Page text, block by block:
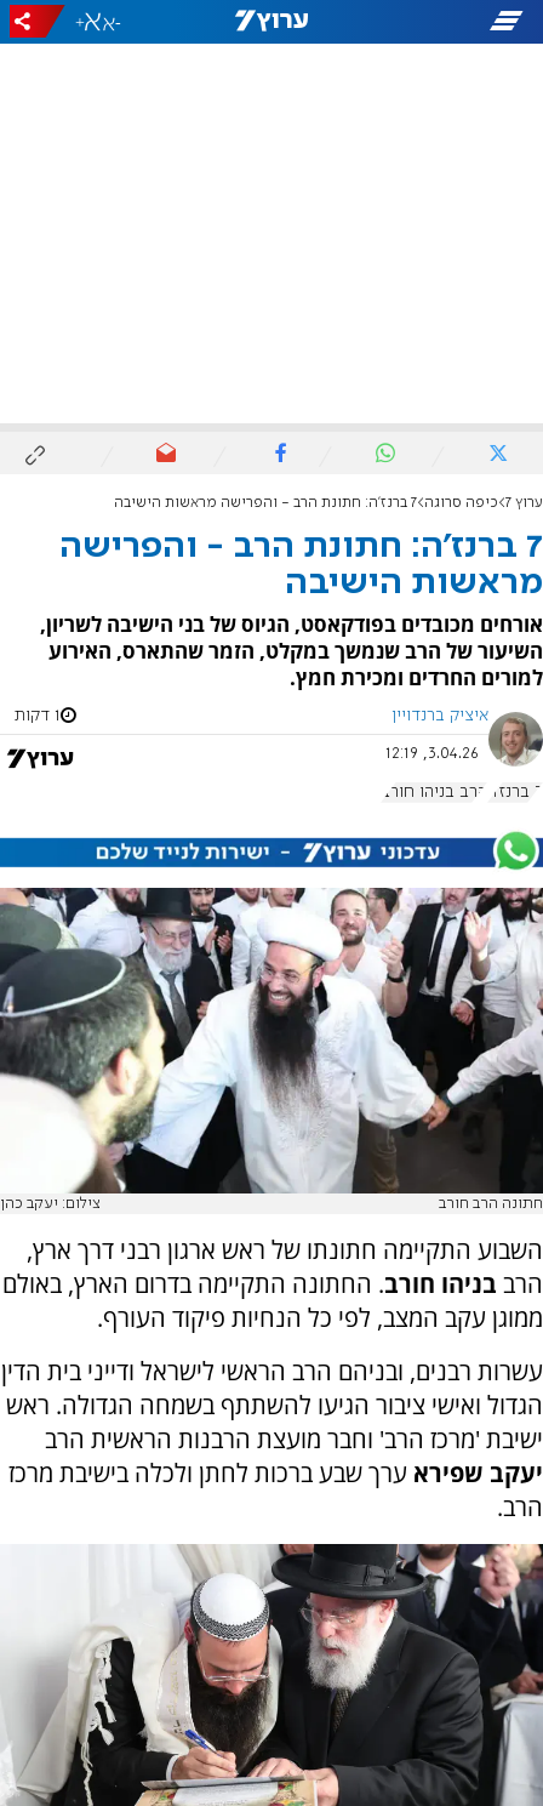
-
+
ערוץ 7 כיפה סרוגה 7 ברנז'ה: חתונת הרב - והפרישה מראשות הישיבה
7 ברנז'ה: חתונת הרב - והפרישה
מראשות הישיבה
אורחים מכובדים בפודקאסט, הגיוס של בני הישיבה לשריון,
השיעור של הרב שנמשך במקלט, הזמר שהתארס, האירוע
למורים החרדים ומכירת חמץ.
איציק ברנדויין 1 דקות
3.04.26, 12:19
7 ברנז'ה הרב בניהו חורב
חתונה הרב חורב צילום: יעקב כהן
השבוע התקיימה חתונתו של ראש ארגון רבני דרך ארץ,
הרב בניהו חורב. החתונה התקיימה בדרום הארץ, באולם
ממוגן עקב המצב, לפי כל הנחיות פיקוד העורף.
עשרות רבנים, ובניהם הרב הראשי לישראל ודייני בית הדין
הגדול ואישי ציבור הגיעו להשתתף בשמחה הגדולה. ראש
ישיבת 'מרכז הרב' וחבר מועצת הרבנות הראשית הרב
יעקב שפירא ערך שבע ברכות לחתן ולכלה בישיבת מרכז
הרב.